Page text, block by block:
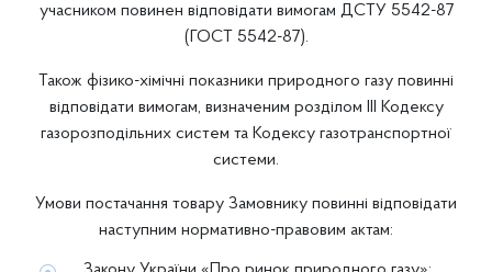
учасником повинен відповідати вимогам ДСТУ 5542-87
(ГОСТ 5542-87).
Також фізико-хімічні показники природного газу повинні
відповідати вимогам, визначеним розділом ІІІ Кодексу
газорозподільних систем та Кодексу газотранспортної
системи.
Умови постачання товару Замовнику повинні відповідати
наступним нормативно-правовим актам: